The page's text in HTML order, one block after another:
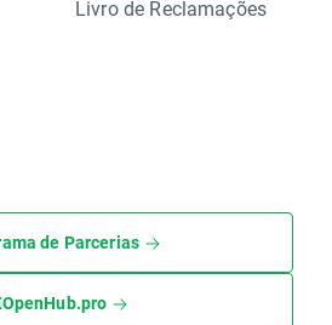
Livro de Reclamações
de Parcerias